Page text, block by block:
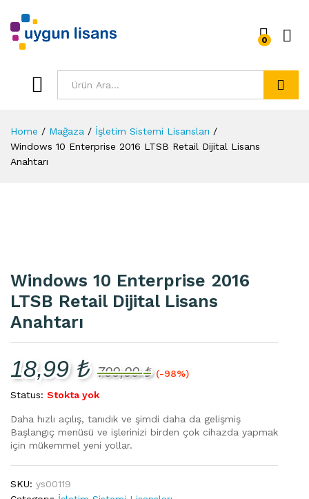
0
Home / Mağaza / İşletim Sistemi Lisansları /
Windows 10 Enterprise 2016 LTSB Retail Dijital Lisans
Anahtarı
Windows 10 Enterprise 2016
LTSB Retail Dijital Lisans
Anahtarı
18,99₺ 799,99₺ (-98%)
Status: Stokta yok
Daha hızlı açılış, tanıdık ve şimdi daha da gelişmiş
Başlangıç menüsü ve işlerinizi birden çok cihazda yapmak
için mükemmel yeni yollar.
SKU: ys00119